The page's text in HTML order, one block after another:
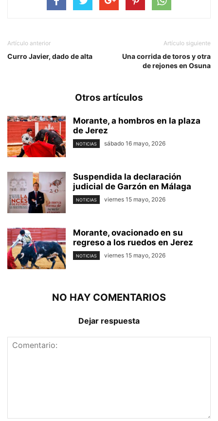
Artículo anterior
Curro Javier, dado de alta
Artículo siguiente
Una corrida de toros y otra
de rejones en Osuna
Otros artículos
Morante, a hombros en la plaza
de Jerez
NOTICIAS sábado 16 mayo, 2026
Suspendida la declaración
judicial de Garzón en Málaga
NOTICIAS viernes 15 mayo, 2026
Morante, ovacionado en su
regreso a los ruedos en Jerez
NOTICIAS viernes 15 mayo, 2026
NO HAY COMENTARIOS
Dejar respuesta